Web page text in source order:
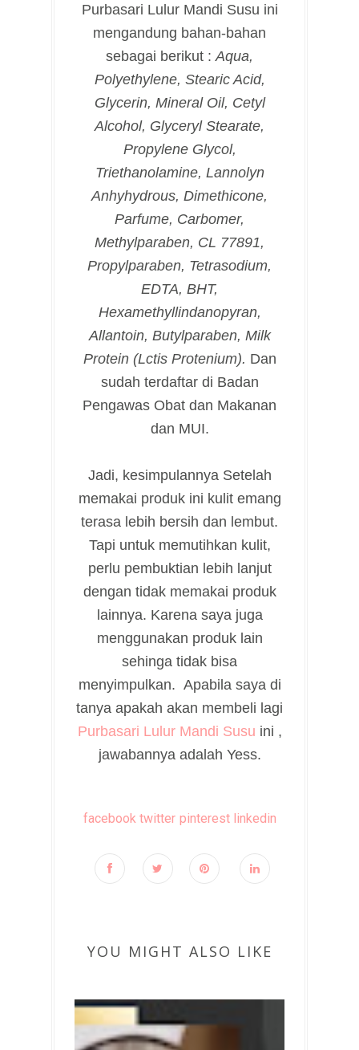
Purbasari Lulur Mandi Susu ini
mengandung bahan-bahan
sebagai berikut : Aqua,
Polyethylene, Stearic Acid,
Glycerin, Mineral Oil, Cetyl
Alcohol, Glyceryl Stearate,
Propylene Glycol,
Triethanolamine, Lannolyn
Anhyhydrous, Dimethicone,
Parfume, Carbomer,
Methylparaben, CL 77891,
Propylparaben, Tetrasodium,
EDTA, BHT,
Hexamethyllindanopyran,
Allantoin, Butylparaben, Milk
Protein (Lctis Protenium). Dan
sudah terdaftar di Badan
Pengawas Obat dan Makanan
dan MUI.
Jadi, kesimpulannya Setelah
memakai produk ini kulit emang
terasa lebih bersih dan lembut.
Tapi untuk memutihkan kulit,
perlu pembuktian lebih lanjut
dengan tidak memakai produk
lainnya. Karena saya juga
menggunakan produk lain
sehinga tidak bisa
menyimpulkan. Apabila saya di
tanya apakah akan membeli lagi
Purbasari Lulur Mandi Susu ini ,
jawabannya adalah Yess.
facebook twitter pinterest linkedin
YOU MIGHT ALSO LIKE